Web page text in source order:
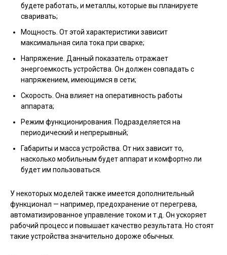
будете работать, и металлы, которые вы планируете
сваривать;
Мощность. От этой характеристики зависит
максимальная сила тока при сварке;
Напряжение. Данный показатель отражает
энергоемкость устройства. Он должен совпадать с
напряжением, имеющимся в сети;
Скорость. Она влияет на оперативность работы
аппарата;
Режим функционирования. Подразделяется на
периодический и непрерывный;
Габариты и масса устройства. От них зависит то,
насколько мобильным будет аппарат и комфортно ли
будет им пользоваться.
У некоторых моделей также имеется дополнительный
функционал — например, предохранение от перегрева,
автоматизированное управление током и т.д. Он ускоряет
рабочий процесс и повышает качество результата. Но стоят
такие устройства значительно дороже обычных.